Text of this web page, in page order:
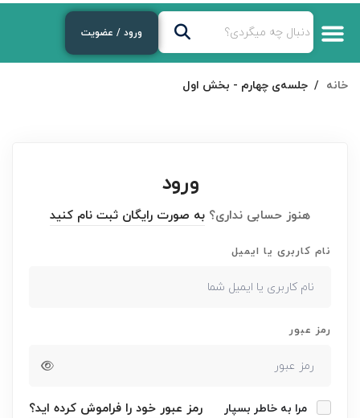
ورود / عضویت
خانه جلسه‌ی چهارم - بخش اول
ورود
هنوز حسابی نداری؟ به صورت رایگان ثبت نام کنید
نام کاربری یا ایمیل
رمز عبور
مرا به خاطر بسپار رمز عبور خود را فراموش کرده اید؟